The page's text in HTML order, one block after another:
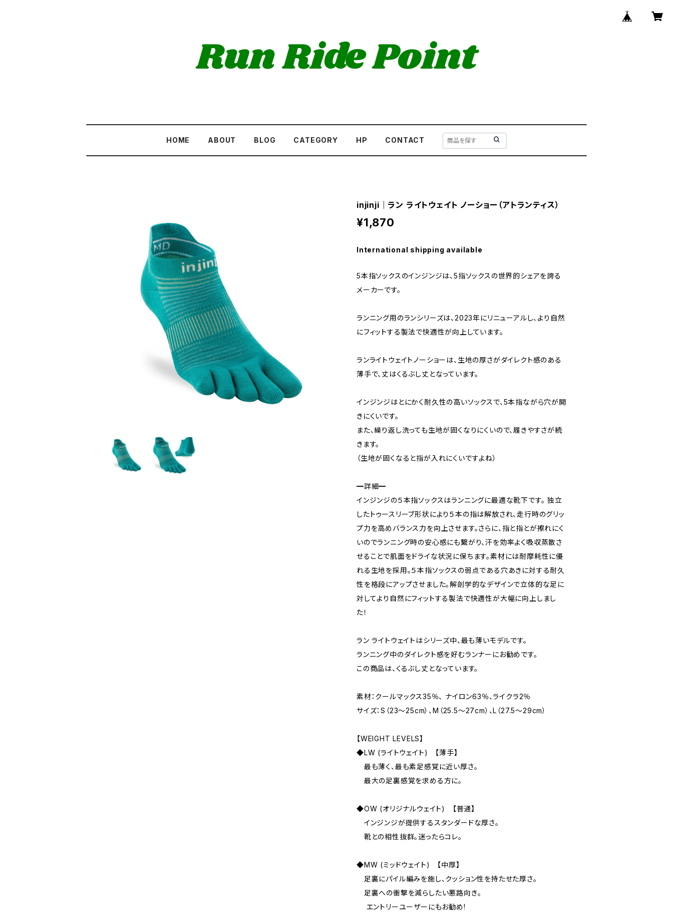
HOME ABOUT BLOG CATEGORY HP CONTACT
injinji｜ラン ライトウェイト ノーショー（アトランティス）
¥1,870
International shipping available
5本指ソックスのインジンジは、5指ソックスの世界的シェアを誇る
メーカーです。
ランニング用のランシリーズは、2023年にリニューアルし、より自然
にフィットする製法で快適性が向上しています。
ランライトウェイトノーショーは、生地の厚さがダイレクト感のある
薄手で、丈はくるぶし丈となっています。
インジンジはとにかく耐久性の高いソックスで、5本指ながら穴が開
きにくいです。
また、繰り返し洗っても生地が固くなりにくいので、履きやすさが続
きます。
（生地が固くなると指が入れにくいですよね）
━詳細━
インジンジの５本指ソックスはランニングに最適な靴下です。 独立
したトゥースリーブ形状により５本の指は解放され、走行時のグリッ
プ力を高めバランス力を向上させます。さらに、指と指とが擦れにく
いのでランニング時の安心感にも繋がり、汗を効率よく吸収蒸散さ
せることで肌面をドライな状況に保ちます。素材には耐摩耗性に優
れる生地を採用。５本指ソックスの弱点である穴あきに対する耐久
性を格段にアップさせました。解剖学的なデザインで立体的な足に
対してより自然にフィットする製法で快適性が大幅に向上しまし
た！
ラン ライトウェイトはシリーズ中、最も薄いモデルです。
ランニング中のダイレクト感を好むランナーにお勧めです。
この商品は、くるぶし丈となっています。
素材：クールマックス35％、 ナイロン63％、ライクラ2％
サイズ：S（23〜25cm）、M（25.5〜27cm）、L（27.5〜29cm）
【WEIGHT LEVELS】
◆LW (ライトウェイト) 【薄手】
最も薄く、最も素足感覚に近い厚さ。
最大の足裏感覚を求める方に。
◆OW (オリジナルウェイト) 【普通】
インジンジが提供するスタンダードな厚さ。
靴との相性抜群。迷ったらコレ。
◆MW (ミッドウェイト) 【中厚】
足裏にパイル編みを施し、クッション性を持たせた厚さ。
足裏への衝撃を減らしたい悪路向き。
エントリーユーザーにもお勧め!